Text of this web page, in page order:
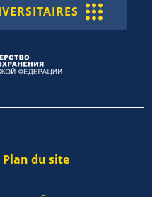
Plan du site